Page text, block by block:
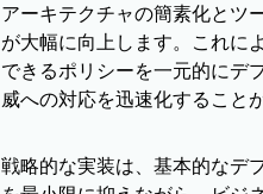
アーキテクチャの簡素化とツ
が大幅に向上します。これに
できるポリシーを一元的にデ
威への対応を迅速化すること
戦略的な実装は、基本的なデ